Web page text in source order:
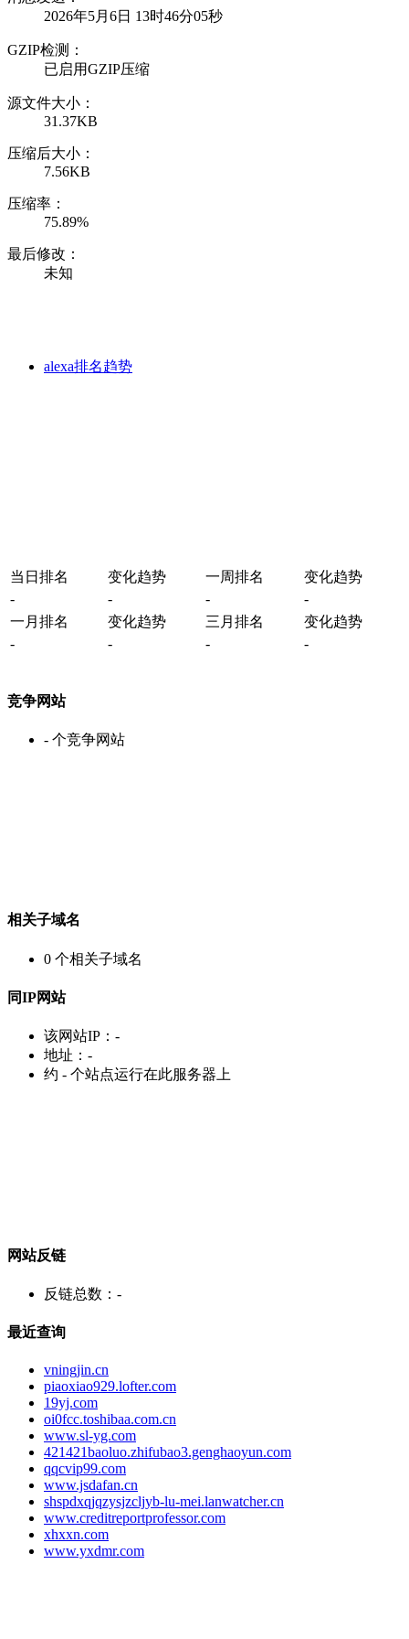
2026年5月6日 13时46分05秒
GZIP检测：
已启用GZIP压缩
源文件大小：
31.37KB
压缩后大小：
7.56KB
压缩率：
75.89%
最后修改：
未知
alexa排名趋势
当日排名 变化趋势 一周排名
变化趋势
-
- -
-
一月排名
变化趋势 三月排名
变化趋势
-
- - -
竞争网站
- 个竞争网站
相关子域名
0 个相关子域名
同IP网站
该网站IP： -
地址： -
约 - 个站点运行在此服务器上
网站反链
反链总数： -
最近查询
vningjin.cn
piaoxiao929.lofter.com
19yj.com
oi0fcc.toshibaa.com.cn
www.sl-yg.com
421421baoluo.zhifubao3.genghaoyun.com
qqcvip99.com
www.jsdafan.cn
shspdxqjqzysjzcljyb-lu-mei.lanwatcher.cn
www.creditreportprofessor.com
xhxxn.com
www.yxdmr.com